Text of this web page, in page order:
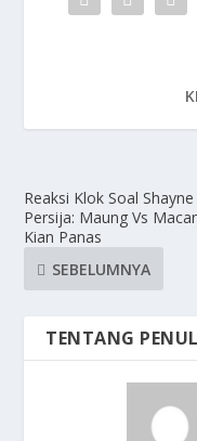
Reaksi Klok Soal
Persija: Maung Vs
Kian Panas
SEBELUMNYA
TENTANG